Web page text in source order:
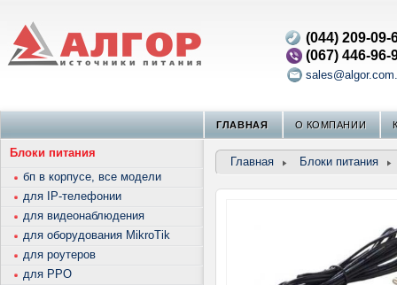
(044) 209-09-
(067) 446-96-
ГЛАВНАЯ О КОМПАНИИ
Главная Блоки питания
Блоки питания
бп в корпусе, все модели
для IP-телефонии
для видеонаблюдения
для оборудования MikroTik
для роутеров
для РРО